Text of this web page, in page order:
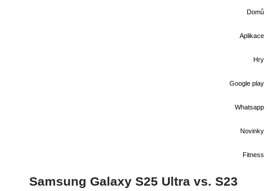
Domů
Aplikace
Hry
Google play
Whatsapp
Novinky
Fitness
Samsung Galaxy S25 Ultra vs. S23